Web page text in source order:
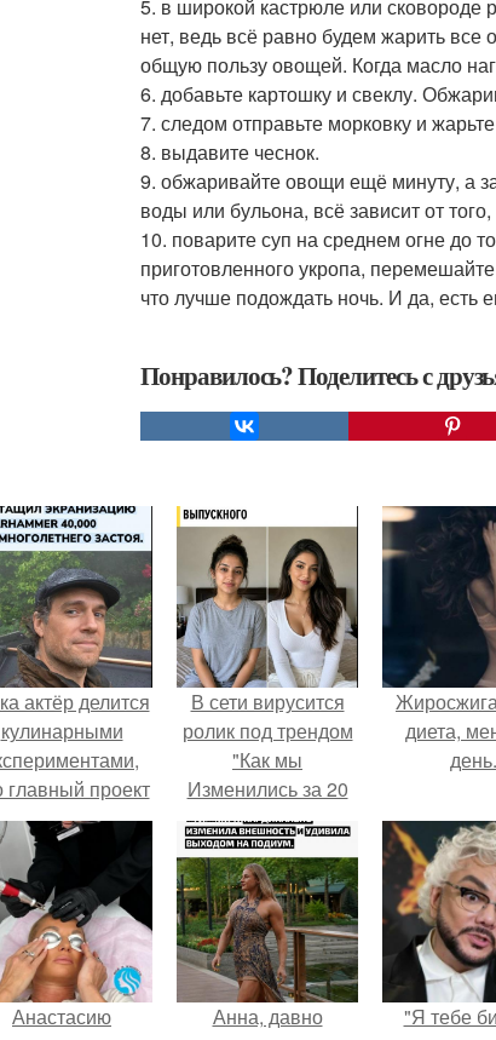
5. в широкой кастрюле или сковороде
нет, ведь всё равно будем жарить
общую пользу овощей. Когда масло
6. добавьте картошку и свеклу.
7. следом отправьте морковку и
8. выдавите чеснок.
9. обжаривайте овощи ещё минуту, а
воды или бульона, всё зависит от
10. поварите суп на среднем огне до
приготовленного укропа,
что лучше подождать ночь. И да, есть
Понравилось? Поделитесь с
актёр делится
кулинарными
главный проект
серьёзный
шаг вперёд.
В сети вирусится
ролик под трендом
"Как мы
Изменились за 20
лет".
диета,
день.
Анастасию
Анна, давно
"Я тебе